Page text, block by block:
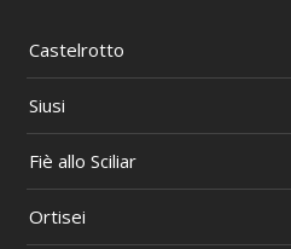
Castelrotto
Siusi
Fiè allo Sciliar
Ortisei